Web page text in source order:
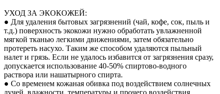
УХОД ЗА ЭКОКОЖЕЙ:
● Для удаления бытовых загрязнений (чай, кофе, сок, пыль и
т.д.) поверхность экокожи нужно обработать увлажненной
мягкой тканью легкими движениями, затем обязательно
протереть насухо. Таким же способом удаляются пыльный
налет и грязь. Если не удалось избавится от загрязнения сразу,
допускается использование 40-50% спиртово-водного
раствора или нашатырного спирта.
● Со временем кожаная обивка под воздействием солнечных
лучей, влажности, температуры и прочего воздействия